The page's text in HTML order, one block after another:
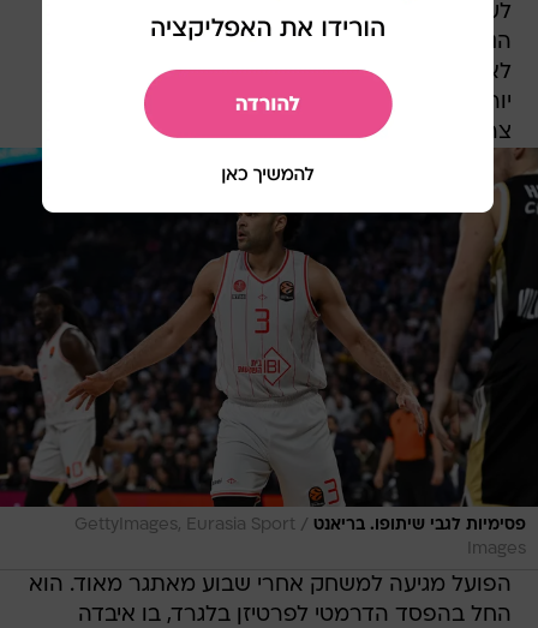
לעניין שיתופו של הכוכב סיפר: "בריאנט הוא אחד
הנושאים שעל הפרק, לפי האימון האחרון נראה, אני
לא אופטימי, אבל שום דבר לא בטוח. זה משחק
יורוליג, ולפעמים פחות או יותר, כל מי שנכנס למגרש
צריך לתמוך אחד בשני".
פסימיות לגבי שיתופו. בריאנט /
GettyImages, Eurasia Sport
Images
הפועל מגיעה למשחק אחרי שבוע מאתגר מאוד. הוא
החל בהפסד הדרמטי לפרטיזן בלגרד, בו איבדה